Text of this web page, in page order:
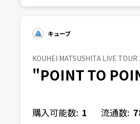
キューブ
KOUHEI MATSUSHITA LIVE
"POINT TO
購入可能数: 1 流通数: